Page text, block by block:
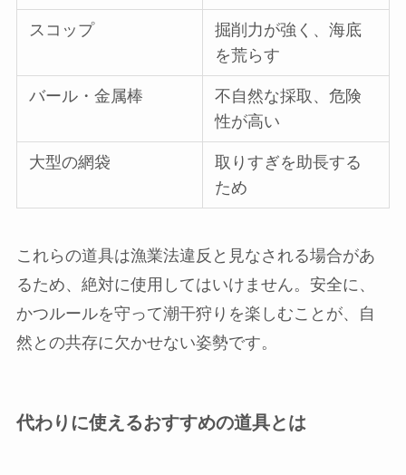
スコップ
掘削力が強く、海底
を荒らす
バール・金属棒
不自然な採取、危険
性が高い
大型の網袋
取りすぎを助長する
ため
これらの道具は漁業法違反と見なされる場合があ
るため、絶対に使用してはいけません。安全に、
かつルールを守って潮干狩りを楽しむことが、自
然との共存に欠かせない姿勢です。
代わりに使えるおすすめの道具とは